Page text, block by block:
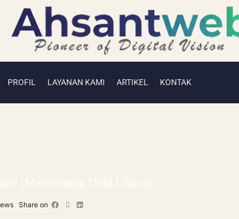
PROFIL LAYANAN KAMI ARTIKEL KONTAK
Share on